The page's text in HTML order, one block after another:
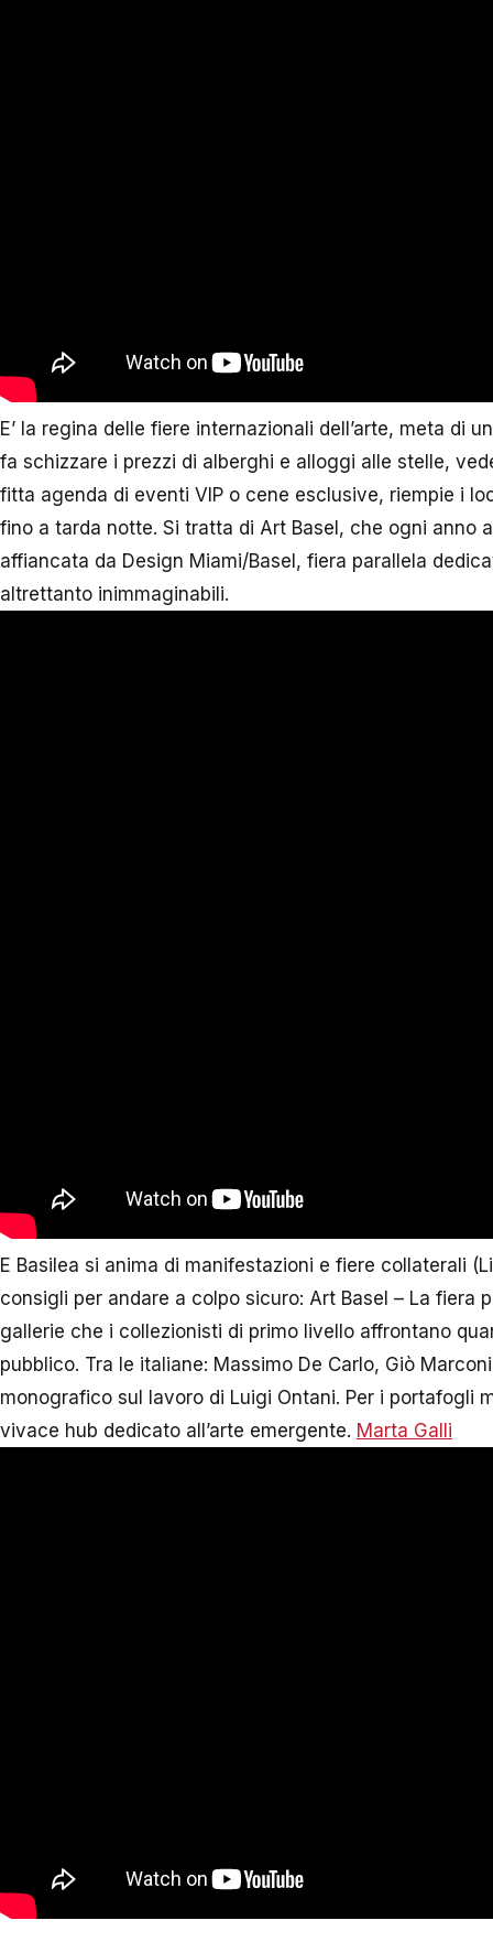
E’ la regina delle fiere internazionali dell’arte, meta di
fa schizzare i prezzi di alberghi e alloggi alle stelle,
fitta agenda di eventi VIP o cene esclusive, riempie i
fino a tarda notte. Si tratta di Art Basel, che ogni anno
affiancata da Design Miami/Basel, fiera parallela
altrettanto inimmaginabili.
E Basilea si anima di manifestazioni e fiere collaterali
consigli per andare a colpo sicuro: Art Basel – La fiera
gallerie che i collezionisti di primo livello affrontano
pubblico. Tra le italiane: Massimo De Carlo, Giò
monografico sul lavoro di Luigi Ontani. Per i portafogli
vivace hub dedicato all’arte emergente. Marta Galli